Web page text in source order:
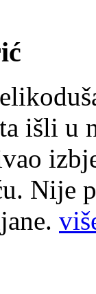
išli u
Nije